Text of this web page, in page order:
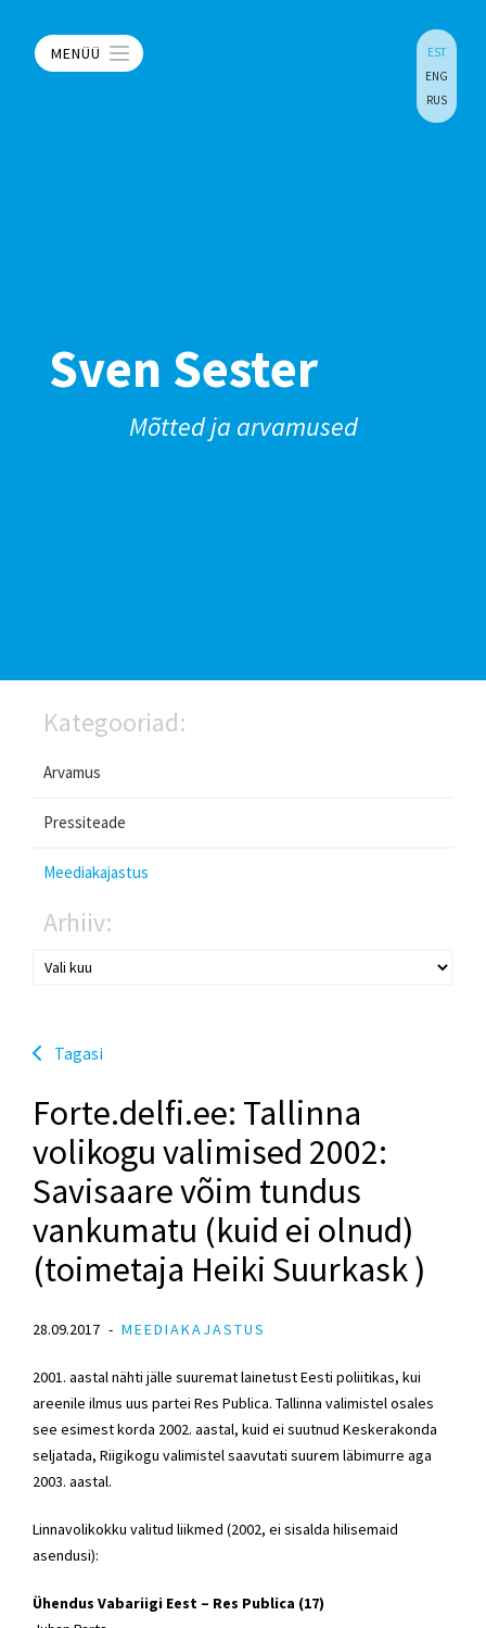
MENÜÜ
EST
ENG
RUS
Sven Sester
Mõtted ja arvamused
Kategooriad:
Arvamus
Pressiteade
Meediakajastus
Arhiiv:
Tagasi
Forte.delfi.ee: Tallinna
volikogu valimised 2002:
Savisaare võim tundus
vankumatu (kuid ei olnud)
(toimetaja Heiki Suurkask )
28.09.2017 MEEDIAKAJASTUS
2001. aastal nähti jälle suuremat lainetust Eesti poliitikas, kui
areenile ilmus uus partei Res Publica. Tallinna valimistel osales
see esimest korda 2002. aastal, kuid ei suutnud Keskerakonda
seljatada, Riigikogu valimistel saavutati suurem läbimurre aga
2003. aastal.
Linnavolikokku valitud liikmed (2002, ei sisalda hilisemaid
asendusi):
Ühendus Vabariigi Eest – Res Publica (17)